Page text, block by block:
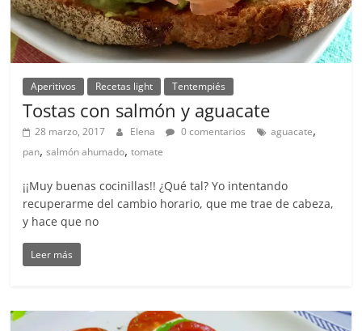
Aperitivos Recetas light Tentempiés
Tostas con salmón y aguacate
28 marzo, 2017 Elena 0 comentarios aguacate,
pan,salmón ahumado,tomate
¡¡Muy buenas cocinillas!! ¿Qué tal? Yo intentando
recuperarme del cambio horario, que me trae de cabeza,
y hace que no
Leer más